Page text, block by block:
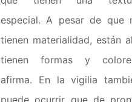
especial. A pesar de que
tienen materialidad, están
tienen formas y
afirma. En la vigilia
puede ocurrir que de